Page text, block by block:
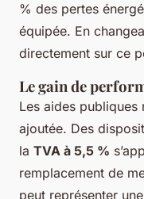
% des pertes
équipée. En
directement sur ce
Le gain de
Les aides publiques
ajoutée. Des
la TVA à 5,5 %
remplacement de
peut représenter